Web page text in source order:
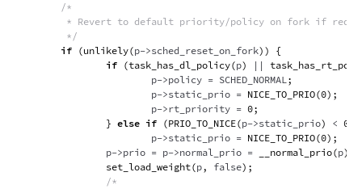
/*
* Revert to default priority/policy on fork if
         */
if (unlikely(p->sched_reset_on_fork) )
{
if (task_has_dl_policy(p) ||
                        p
->policy = SCHED_NORMAL;
                        p
->static_prio = NICE_TO_PRIO(0) ;
                        p
->rt_priority = 0;
} else if (PRIO_TO_NICE(p->static_prio) < 0
                        p
->static_prio = NICE_TO_PRIO(0) ;
                p
->prio = p->normal_prio = __normal_prio(p)
set_load_weight(p, false) ;
/*